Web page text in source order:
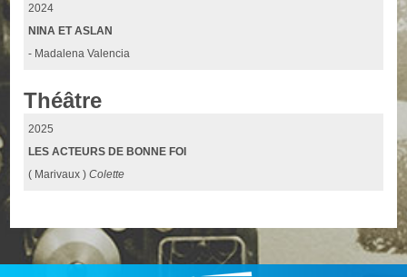
2024
NINA ET ASLAN
- Madalena Valencia
Théâtre
2025
LES ACTEURS DE BONNE FOI
( Marivaux )Colette